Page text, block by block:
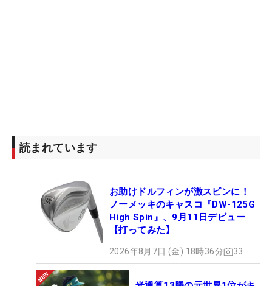
読まれています
お助けドルフィンが激スピンに！
ノーメッキのキャスコ『DW-125G
High Spin』、9月11日デビュー
【打ってみた】
2026年8月7日 (金) 18時36分 33